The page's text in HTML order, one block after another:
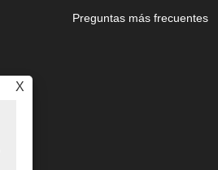
Preguntas más frecuentes
X